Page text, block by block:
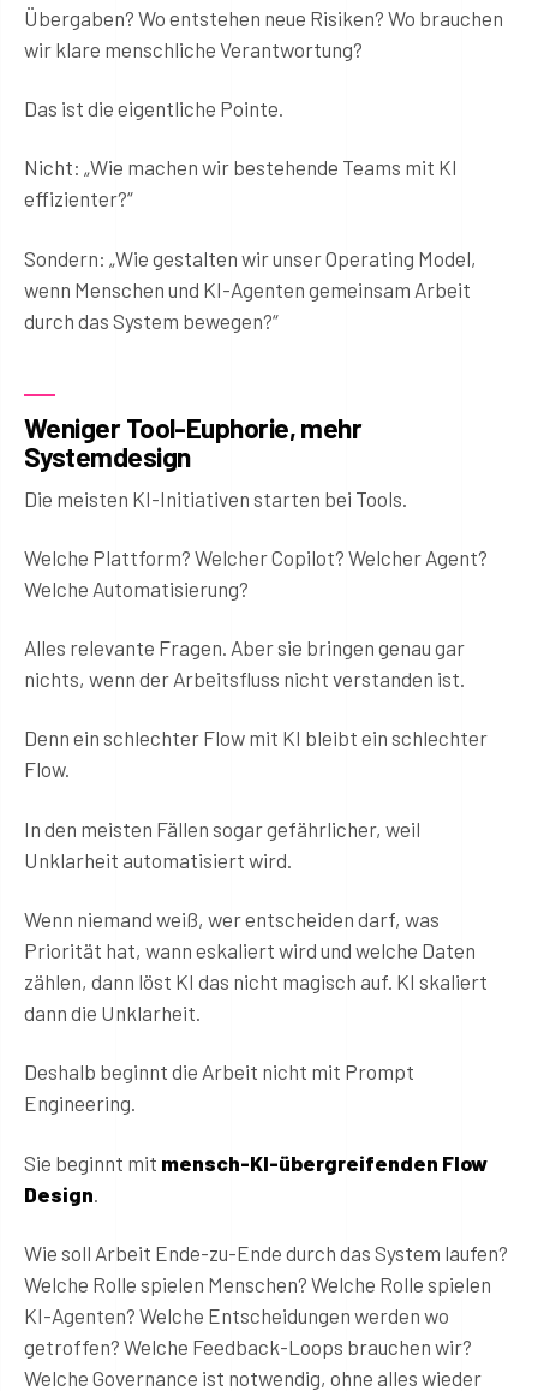
Übergaben? Wo entstehen neue Risiken? Wo brauchen
wir klare menschliche Verantwortung?
Das ist die eigentliche Pointe.
Nicht: „Wie machen wir bestehende Teams mit KI
effizienter?“
Sondern: „Wie gestalten wir unser Operating Model,
wenn Menschen und KI-Agenten gemeinsam Arbeit
durch das System bewegen?“
Weniger Tool-Euphorie, mehr
Systemdesign
Die meisten KI-Initiativen starten bei Tools.
Welche Plattform? Welcher Copilot? Welcher Agent?
Welche Automatisierung?
Alles relevante Fragen. Aber sie bringen genau gar
nichts, wenn der Arbeitsfluss nicht verstanden ist.
Denn ein schlechter Flow mit KI bleibt ein schlechter
Flow.
In den meisten Fällen sogar gefährlicher, weil
Unklarheit automatisiert wird.
Wenn niemand weiß, wer entscheiden darf, was
Priorität hat, wann eskaliert wird und welche Daten
zählen, dann löst KI das nicht magisch auf. KI skaliert
dann die Unklarheit.
Deshalb beginnt die Arbeit nicht mit Prompt
Engineering.
Sie beginnt mit mensch-KI-übergreifenden Flow
Design
Wie soll Arbeit Ende-zu-Ende durch das System laufen?
Welche Rolle spielen Menschen? Welche Rolle spielen
KI-Agenten? Welche Entscheidungen werden wo
getroffen? Welche Feedback-Loops brauchen wir?
Welche Governance ist notwendig, ohne alles wieder